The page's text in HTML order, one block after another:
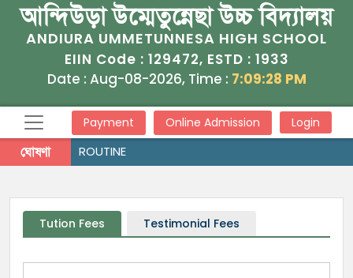
আন্দিউড়া উম্মেতুন্নেছা উচ্চ বিদ্যালয়
ANDIURA UMMETUNNESA HIGH SCHOOL
EIIN Code : 129472, ESTD : 1933
Date : Aug-08-2026, Time : 7:09:28 PM
Payment Online Admission Login
ঘোষণা ROUTINE
Tution Fees Testimonial Fees